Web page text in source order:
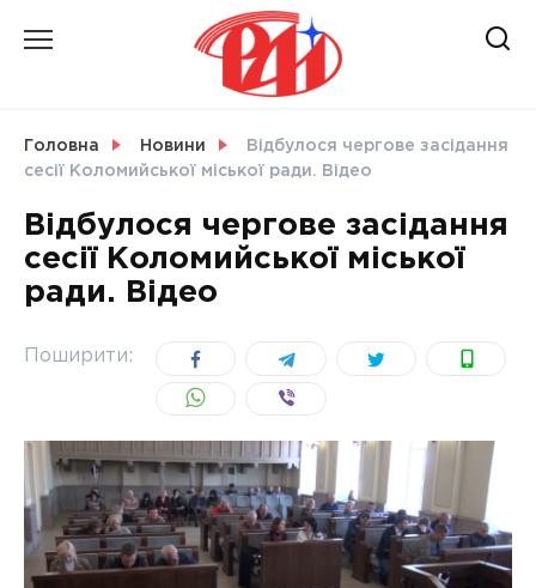
Головна Новини
Відбулося чергове засідання
сесії Коломийської міської ради. Відео
Відбулося чергове засідання
сесії Коломийської міської
ради. Відео
Поширити: